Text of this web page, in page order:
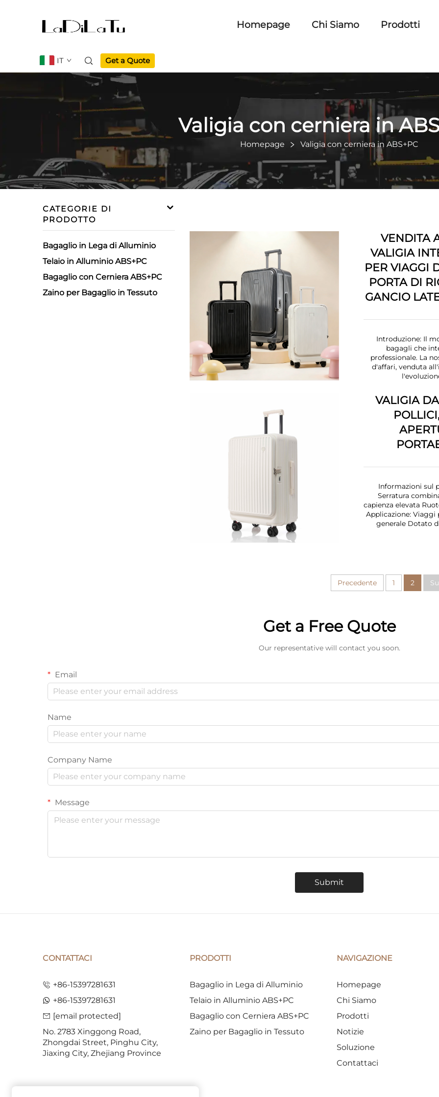
Homepage Chi Siamo Prodotti
IT Get a Quote
Valigia con cerniera in
Homepage Valigia con cerniera in ABS+PC
CATEGORIE DI
PRODOTTO
Bagaglio in Lega di Alluminio
Telaio in Alluminio ABS+PC
Bagaglio con Cerniera ABS+PC
Zaino per Bagaglio in Tessuto
VENDITA
VALIGIA
PER VIAGGI
PORTA DI
GANCIO
Introduzione: Il
bagagli che
professionale. La
d'affari, venduta
VALIGIA
Informazioni sul
Serratura
capienza elevata
Applicazione:
generale Dotato
Precedente 1 2
Get a Free Quote
Our representative will contact you soon.
Email
Name
Company Name
Message
Submit
CONTATTACI
+86-15397281631
+86-15397281631
[email protected]
No. 2783 Xinggong Road,
Zhongdai Street, Pinghu City,
Jiaxing City, Zhejiang Province
PRODOTTI
Bagaglio in Lega di Alluminio
Telaio in Alluminio ABS+PC
Bagaglio con Cerniera ABS+PC
Zaino per Bagaglio in Tessuto
NAVIGAZIONE
Homepage
Chi Siamo
Prodotti
Notizie
Soluzione
Contattaci